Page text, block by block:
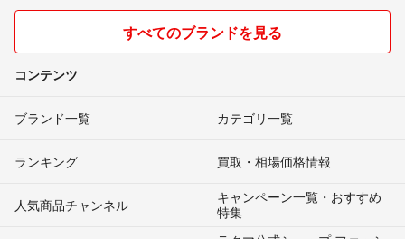
すべてのブランドを見る
コンテンツ
ブランド一覧 カテゴリ一覧
ランキング 買取・相場価格情報
人気商品チャンネル
キャンペーン一覧・おすすめ
特集